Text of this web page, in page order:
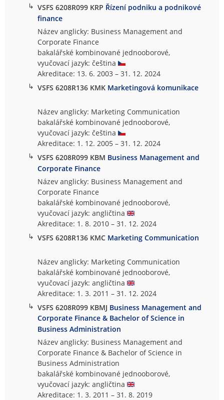
↳ VSFS 6208R099 KRP Řízení podniku a podnikové
finance
Název anglicky: Business Management and
Corporate Finance
bakalářské kombinované jednooborové,
vyučovací jazyk: čeština
Akreditace: 13. 6. 2003 – 31. 12. 2024
↳ VSFS 6208R136 KMK Marketingová komunikace
Název anglicky: Marketing Communication
bakalářské kombinované jednooborové,
vyučovací jazyk: čeština
Akreditace: 1. 12. 2005 – 31. 12. 2024
↳ VSFS 6208R099 KBM Business Management and
Corporate Finance
Název anglicky: Business Management and
Corporate Finance
bakalářské kombinované jednooborové,
vyučovací jazyk: angličtina
Akreditace: 1. 8. 2010 – 31. 12. 2024
↳ VSFS 6208R136 KMC Marketing Communication
Název anglicky: Marketing Communication
bakalářské kombinované jednooborové,
vyučovací jazyk: angličtina
Akreditace: 1. 3. 2011 – 31. 12. 2024
↳ VSFS 6208R099 KBMJ Business Management and
Corporate Finance & Bachelor of Science in
Business Administration
Název anglicky: Business Management and
Corporate Finance & Bachelor of Science in
Business Administration
bakalářské kombinované jednooborové,
vyučovací jazyk: angličtina
Akreditace: 1. 3. 2011 – 31. 8. 2019